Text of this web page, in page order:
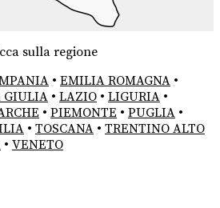
sulla regione
• EMILIA ROMAGNA •
GIULIA • LAZIO • LIGURIA •
• PIEMONTE • PUGLIA •
• TOSCANA • TRENTINO ALTO
• VENETO